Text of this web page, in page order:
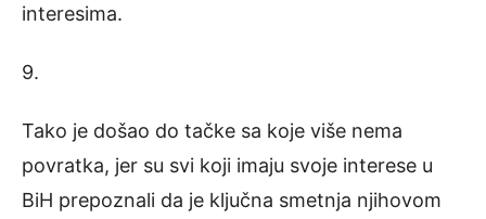
interesima.
9.
Tako je došao do tačke sa koje više nema
povratka, jer su svi koji imaju svoje interese u
BiH prepoznali da je ključna smetnja njihovom